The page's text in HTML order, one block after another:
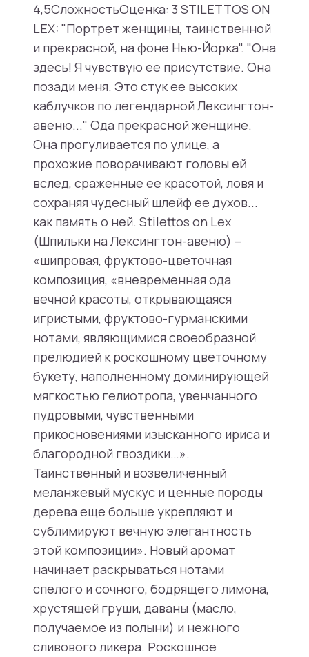
4,5СложностьОценка: 3 STILETTOS ON
LEX: "Портрет женщины, таинственной
и прекрасной, на фоне Нью-Йорка". "Она
здесь! Я чувствую ее присутствие. Она
позади меня. Это стук ее высоких
каблучков по легендарной Лексингтон-
авеню..." Ода прекрасной женщине.
Она прогуливается по улице, а
прохожие поворачивают головы ей
вслед, сраженные ее красотой, ловя и
сохраняя чудесный шлейф ее духов...
как память о ней. Stilettos on Lex
(Шпильки на Лексингтон-авеню) –
«шипровая, фруктово-цветочная
композиция, «вневременная ода
вечной красоты, открывающаяся
игристыми, фруктово-гурманскими
нотами, являющимися своеобразной
прелюдией к роскошному цветочному
букету, наполненному доминирующей
мягкостью гелиотропа, увенчанного
пудровыми, чувственными
прикосновениями изысканного ириса и
благородной гвоздики…».
Таинственный и возвеличенный
меланжевый мускус и ценные породы
дерева еще больше укрепляют и
сублимируют вечную элегантность
этой композиции». Новый аромат
начинает раскрываться нотами
спелого и сочного, бодрящего лимона,
хрустящей груши, даваны (масло,
получаемое из полыни) и нежного
сливового ликера. Роскошное